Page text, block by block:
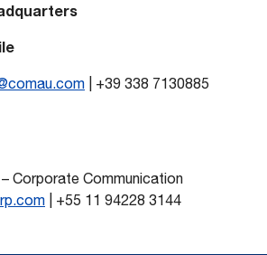
| +39 338 7130885
Corporate Communication
| +55 11 94228 3144